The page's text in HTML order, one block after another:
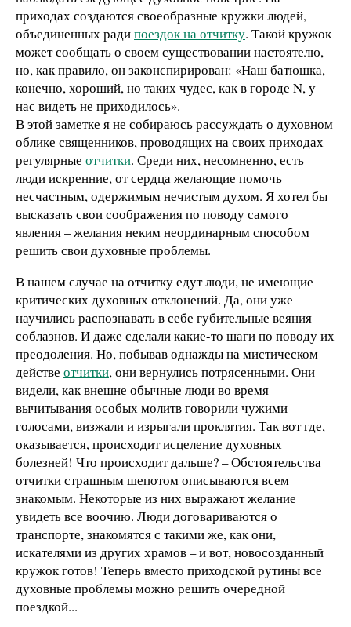
приходах создаются своеобразные кружки людей,
объединенных радипоездок на отчитку. Такой кружок
может сообщать о своем существовании настоятелю,
но, как правило, он законспирирован: «Наш батюшка,
конечно, хороший, но таких чудес, как в городе N, у
нас видеть не приходилось».
В этой заметке я не собираюсь рассуждать о духовном
облике священников, проводящих на своих приходах
регулярные отчитки. Среди них, несомненно, есть
люди искренние, от сердца желающие помочь
несчастным, одержимым нечистым духом. Я хотел бы
высказать свои соображения по поводу самого
явления – желания неким неординарным способом
решить свои духовные проблемы.
В нашем случае на отчитку едут люди, не имеющие
критических духовных отклонений. Да, они уже
научились распознавать в себе губительные веяния
соблазнов. И даже сделали какие-то шаги по поводу их
преодоления. Но, побывав однажды на мистическом
действе отчитки, они вернулись потрясенными. Они
видели, как внешне обычные люди во время
вычитывания особых молитв говорили чужими
голосами, визжали и изрыгали проклятия. Так вот где,
оказывается, происходит исцеление духовных
болезней! Что происходит дальше? – Обстоятельства
отчитки страшным шепотом описываются всем
знакомым. Некоторые из них выражают желание
увидеть все воочию. Люди договариваются о
транспорте, знакомятся с такими же, как они,
искателями из других храмов – и вот, новосозданный
кружок готов! Теперь вместо приходской рутины все
духовные проблемы можно решить очередной
поездкой...